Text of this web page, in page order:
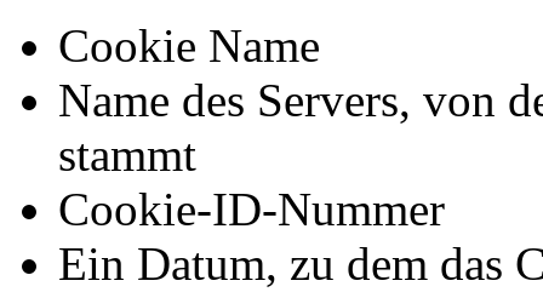
Cookie Name
Name des Servers, von
stammt
Cookie-ID-Nummer
Ein Datum, zu dem das